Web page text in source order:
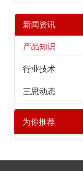
新闻资讯
产品知识
行业技术
三思动态
为你推荐